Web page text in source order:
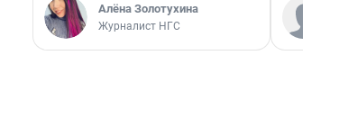
Алёна Золотухина
Журналист НГС